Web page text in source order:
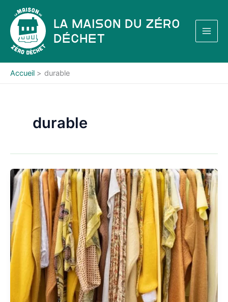
contenu
La Maison du Zéro
Déchet
Accueil durable
durable